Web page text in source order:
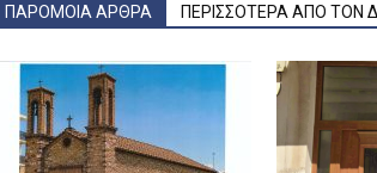
ΠΑΡΟΜΟΙΑ ΑΡΘΡΑ ΠΕΡΙΣΣΟΤΕΡΑ ΑΠΟ ΤΟΝ